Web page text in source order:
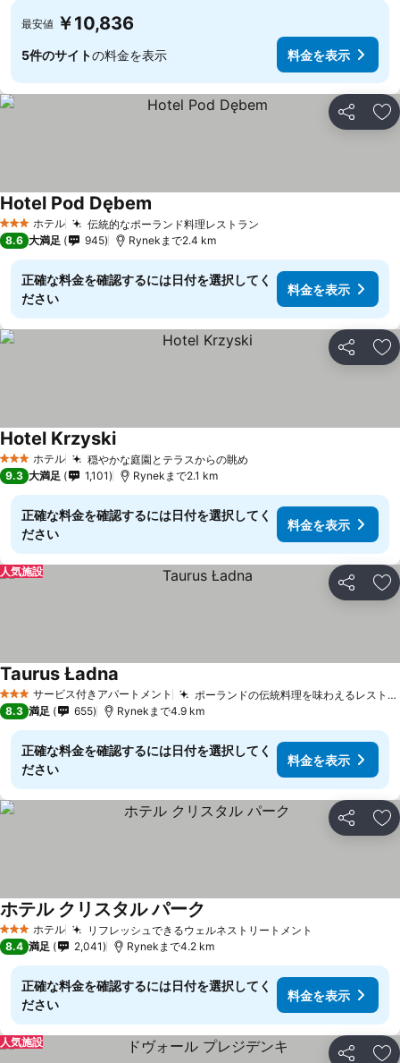
最安値 ￥10,836
5件のサイトの料金を表示 料金を表示
シェア お
3 ホテルのランク
ホテル 伝統的なポーランド料理レストラン
Hotel Pod Dębem
8.6 大満足 945 Rynekまで2.4 km
正確な料金を確認するには日付を選択してく
ださい
料金を表示
シェア お
3 ホテルのランク
ホテル 穏やかな庭園とテラスからの眺め
Hotel Krzyski
9.3 大満足 1,101 Rynekまで2.1 km
正確な料金を確認するには日付を選択してく
ださい
料金を表示
シェア お
人気施設
3 ホテルのランク
サービス付きアパートメント ポーランドの伝統料理を味わえるレストラン
Taurus Ładna
8.3 満足 655 Rynekまで4.9 km
正確な料金を確認するには日付を選択してく
ださい
料金を表示
シェア お
3 ホテルのランク
ホテル リフレッシュできるウェルネストリートメント
ホテル クリスタル パーク
8.4 満足 2,041 Rynekまで4.2 km
正確な料金を確認するには日付を選択してく
ださい
料金を表示
人気施設